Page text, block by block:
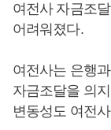
여전사 자금조
어려워졌다.
여전사는 은행
자금조달을 의
변동성도 여전